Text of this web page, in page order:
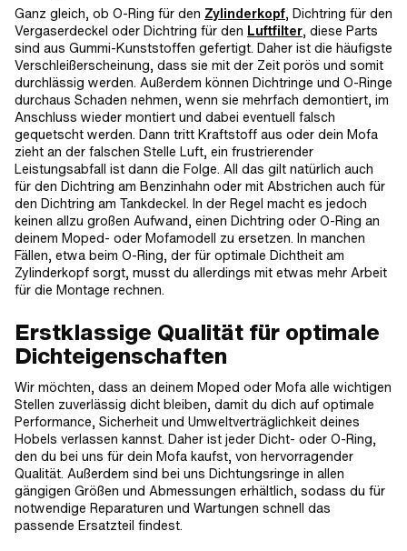
Ganz gleich, ob O-Ring für den Zylinderkopf, Dichtring für den
Vergaserdeckel oder Dichtring für den Luftfilter, diese Parts
sind aus Gummi-Kunststoffen gefertigt. Daher ist die häufigste
Verschleißerscheinung, dass sie mit der Zeit porös und somit
durchlässig werden. Außerdem können Dichtringe und O-Ringe
durchaus Schaden nehmen, wenn sie mehrfach demontiert, im
Anschluss wieder montiert und dabei eventuell falsch
gequetscht werden. Dann tritt Kraftstoff aus oder dein Mofa
zieht an der falschen Stelle Luft, ein frustrierender
Leistungsabfall ist dann die Folge. All das gilt natürlich auch
für den Dichtring am Benzinhahn oder mit Abstrichen auch für
den Dichtring am Tankdeckel. In der Regel macht es jedoch
keinen allzu großen Aufwand, einen Dichtring oder O-Ring an
deinem Moped- oder Mofamodell zu ersetzen. In manchen
Fällen, etwa beim O-Ring, der für optimale Dichtheit am
Zylinderkopf sorgt, musst du allerdings mit etwas mehr Arbeit
für die Montage rechnen.
Erstklassige Qualität für optimale
Dichteigenschaften
Wir möchten, dass an deinem Moped oder Mofa alle wichtigen
Stellen zuverlässig dicht bleiben, damit du dich auf optimale
Performance, Sicherheit und Umweltverträglichkeit deines
Hobels verlassen kannst. Daher ist jeder Dicht- oder O-Ring,
den du bei uns für dein Mofa kaufst, von hervorragender
Qualität. Außerdem sind bei uns Dichtungsringe in allen
gängigen Größen und Abmessungen erhältlich, sodass du für
notwendige Reparaturen und Wartungen schnell das
passende Ersatzteil findest.